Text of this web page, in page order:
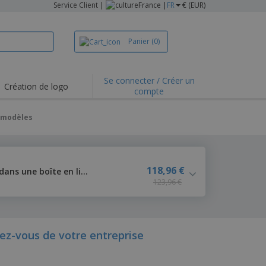
Service Client | France | FR € (EUR)
Panier (0)
Création de logo
Se connecter / Créer un
compte
Set de stylos à bille en métal dans une boîte en liège 118,96 €
123,96 €
vous de votre entreprise